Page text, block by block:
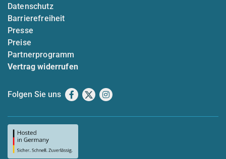
Datenschutz
Barrierefreiheit
Presse
Preise
Partnerprogramm
Vertrag widerrufen
Folgen Sie uns Facebook
X Instagram